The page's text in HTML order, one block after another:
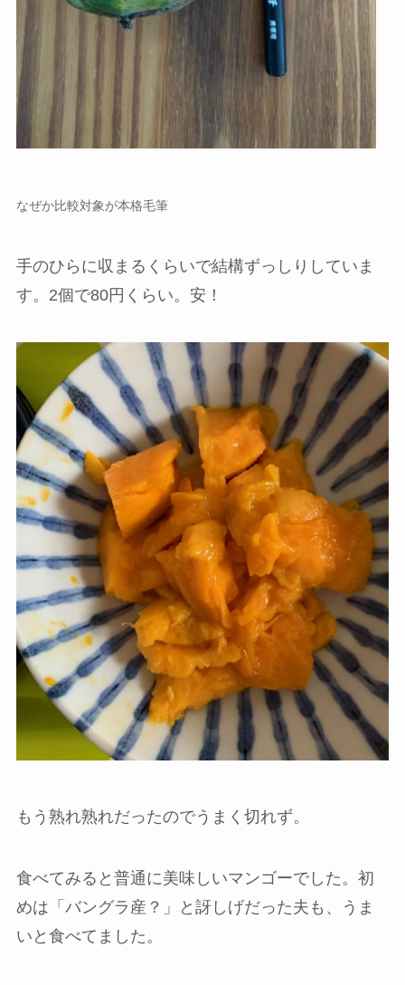
なぜか比較対象が本格毛筆
手のひらに収まるくらいで結構ずっしりしていま
す。2個で80円くらい。安！
もう熟れ熟れだったのでうまく切れず。
食べてみると普通に美味しいマンゴーでした。初
めは「バングラ産？」と訝しげだった夫も、うま
いと食べてました。